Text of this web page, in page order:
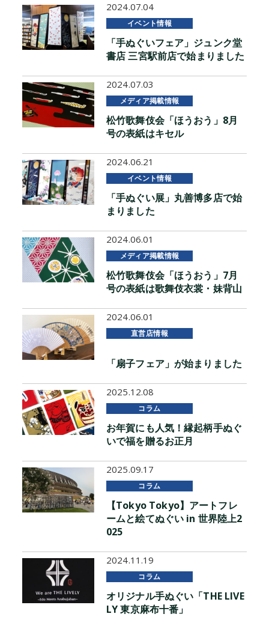
2024.07.04
イベント情報
「手ぬぐいフェア」ジュンク堂
書店 三宮駅前店で始まりました
2024.07.03
メディア掲載情報
松竹歌舞伎会「ほうおう」8月
号の表紙はキセル
2024.06.21
イベント情報
「手ぬぐい展」丸善博多店で始
まりました
2024.06.01
メディア掲載情報
松竹歌舞伎会「ほうおう」7月
号の表紙は歌舞伎衣裳・妹背山
2024.06.01
直営店情報
「扇子フェア」が始まりました
2025.12.08
コラム
お年賀にも人気！縁起柄手ぬぐ
いで福を贈るお正月
2025.09.17
コラム
【Tokyo Tokyo】アートフレ
ームと絵てぬぐい in 世界陸上2
025
2024.11.19
コラム
オリジナル手ぬぐい「THE LIVE
LY 東京麻布十番」